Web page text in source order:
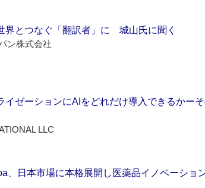
界とつなぐ「翻訳者」に 城山氏に聞く
ン株式会社
イゼーションにAIをどれだけ導入できるかー
LLC
、日本市場に本格展開し医薬品イノベーショ